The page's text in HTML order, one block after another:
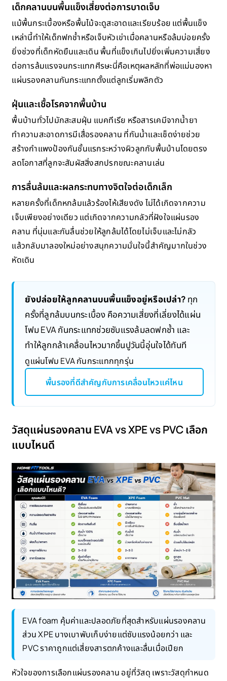
เด็กคลานบนพื้นแข็งเสี่ยงต่อการบาดเจ็บ
แม้พื้นกระเบื้องหรือพื้นไม้จะดูสะอาดและเรียบร้อย แต่พื้นแข็ง
เหล่านี้ทำให้เด็กฟกช้ำหรือเจ็บหัวเข่าเมื่อคลานหรือล้มบ่อยครั้ง
ยิ่งช่วงที่เด็กหัดยืนและเดิน พื้นที่แข็งเกินไปยิ่งเพิ่มความเสี่ยง
ต่อการล้มแรงจนกระแทกศีรษะนี่คือเหตุผลหลักที่พ่อแม่มองหา
แผ่นรองคลานกันกระแทกตั้งแต่ลูกเริ่มพลิกตัว
ฝุ่นและเชื้อโรคจากพื้นบ้าน
พื้นบ้านทั่วไปมักสะสมฝุ่น แบคทีเรีย หรือสารเคมีจากน้ำยา
ทำความสะอาดการมีเสื่อรองคลาน ที่กันน้ำและเช็ดง่ายช่วย
สร้างกำแพงป้องกันชั้นแรกระหว่างผิวลูกกับพื้นบ้านโดยตรง
ลดโอกาสที่ลูกจะสัมผัสสิ่งสกปรกขณะคลานเล่น
การลื่นล้มและผลกระทบทางจิตใจต่อเด็กเล็ก
หลายครั้งที่เด็กหกล้มแล้วร้องไห้เสียงดัง ไม่ได้เกิดจากความ
เจ็บเพียงอย่างเดียว แต่เกิดจากความกลัวที่ฝังใจแผ่นรอง
คลาน ที่นุ่มและกันลื่นช่วยให้ลูกล้มได้โดยไม่เจ็บและไม่กลัว
แล้วกลับมาลองใหม่อย่างสนุกความมั่นใจนี้สำคัญมากในช่วง
หัดเดิน
ยังปล่อยให้ลูกคลานบนพื้นแข็งอยู่หรือเปล่า? ทุก
ครั้งที่ลูกล้มบนกระเบื้อง คือความเสี่ยงที่เลี่ยงได้แผ่น
โฟม EVA กันกระแทกช่วยซับแรงล้มลดฟกช้ำ และ
ทำให้ลูกกล้าเคลื่อนไหวมากขึ้นปูวันนี้อุ่นใจได้ทันที
ดูแผ่นโฟม EVA กันกระแทกทุกรุ่น
พื้นรองที่ดีสำคัญกับการเคลื่อนไหวแค่ไหน
วัสดุแผ่นรองคลาน EVA vs XPE vs PVC เลือก
แบบไหนดี
EVA foam คุ้มค่าและปลอดภัยที่สุดสำหรับแผ่นรองคลาน
ส่วน XPE บางเบาพับเก็บง่ายแต่ซับแรงน้อยกว่า และ
PVC ราคาถูกแต่เสี่ยงสารตกค้างและลื่นเมื่อเปียก
หัวใจของการเลือกแผ่นรองคลาน อยู่ที่วัสดุ เพราะวัสดุกำหนด